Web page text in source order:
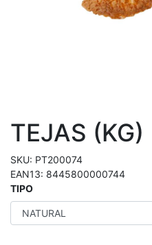
TEJAS (KG)
SKU: PT200074
EAN13: 8445800000744
TIPO